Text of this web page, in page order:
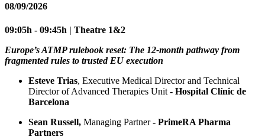
08/09/2026
09:05h - 09:45h | Theatre 1&2
Europe’s ATMP rulebook reset: The 12-month pathway from
fragmented rules to trusted EU execution
Esteve Trias, Executive Medical Director and Technical
Director of Advanced Therapies Unit - Hospital Clínic de
Barcelona
Sean Russell, Managing Partner- PrimeRA Pharma
Partners